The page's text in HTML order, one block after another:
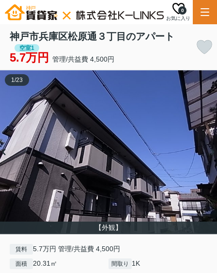
お気に入り
0
神戸市兵庫区松原通３丁目のアパート
空室1
5.7万円 管理/共益費 4,500円
【外観】
1/23
賃料 5.7万円 管理/共益費 4,500円
面積 20.31㎡ 間取り 1K